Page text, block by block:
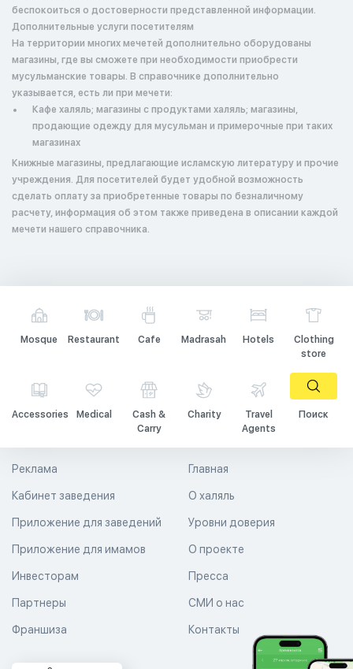
беспокоиться о достоверности представленной информации.
Дополнительные услуги посетителям
На территории многих мечетей дополнительно оборудованы
магазины, где вы сможете при необходимости приобрести
мусульманские товары. В справочнике дополнительно
указывается, есть ли при мечети:
Кафе халяль; магазины с продуктами халяль; магазины,
продающие одежду для мусульман и примерочные при таких
магазинах
Книжные магазины, предлагающие исламскую литературу и прочие
учреждения. Для посетителей будет удобной возможность
сделать оплату за приобретенные товары по безналичному
расчету, информация об этом также приведена в описании каждой
мечети нашего справочника.
Mosque Restaurant Cafe Madrasah Hotels
Clothing
store
Accessories Medical
Cash &
Carry
Charity
Travel
Agents
Поиск
Главная
О халяль
Уровни доверия
Реклама
Кабинет заведения
Приложение для заведений
Приложение для имамов О проекте
Пресса
СМИ о нас
Контакты
Инвесторам
Партнеры
Франшиза